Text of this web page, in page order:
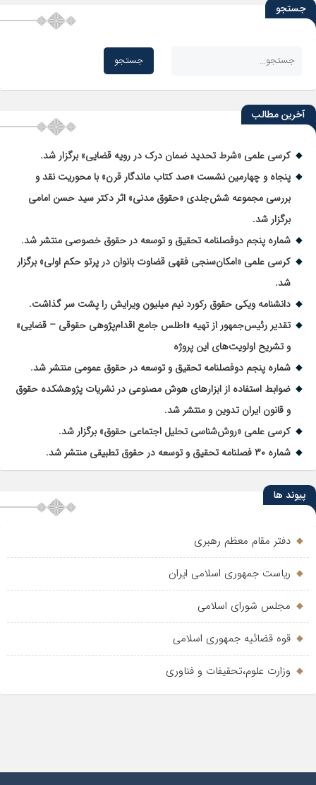
جستجو
آخرین مطالب
کرسی علمی «شرط تحدید ضمان درک در رویه قضایی» برگزار شد.
پنجاه و چهارمین نشست «صد کتاب ماندگار قرن» با محوریت نقد و
بررسی مجموعه شش‌جلدی «حقوق مدنی» اثر دکتر سید حسن امامی
برگزار شد.
شماره پنجم دوفصلنامه تحقیق و توسعه در حقوق خصوصی منتشر شد.
کرسی علمی «امکان‌سنجی فقهی قضاوت بانوان در پرتو حکم اولی» برگزار
شد.
دانشنامه ویکی حقوق رکورد نیم میلیون ویرایش را پشت سر گذاشت.
تقدیر رئیس‌جمهور از تهیه «اطلس جامع اقدام‌پژوهی حقوقی – قضایی»
و تشریح اولویت‌های این پروژه
شماره پنجم دوفصلنامه تحقیق و توسعه در حقوق عمومی منتشر شد.
ضوابط استفاده از ابزارهای هوش مصنوعی در نشریات پژوهشکده حقوق
و قانون ایران تدوین و منتشر شد.
کرسی علمی «روش‌شناسی تحلیل اجتماعی حقوق» برگزار شد.
شماره ۳۰ فصلنامه تحقیق و توسعه در حقوق تطبیقی منتشر شد.
پیوند ها
دفتر مقام معظم رهبری
ریاست جمهوری اسلامی ایران
مجلس شورای اسلامی
قوه قضائیه جمهوری اسلامی
وزارت علوم،تحقیفات و فناوری